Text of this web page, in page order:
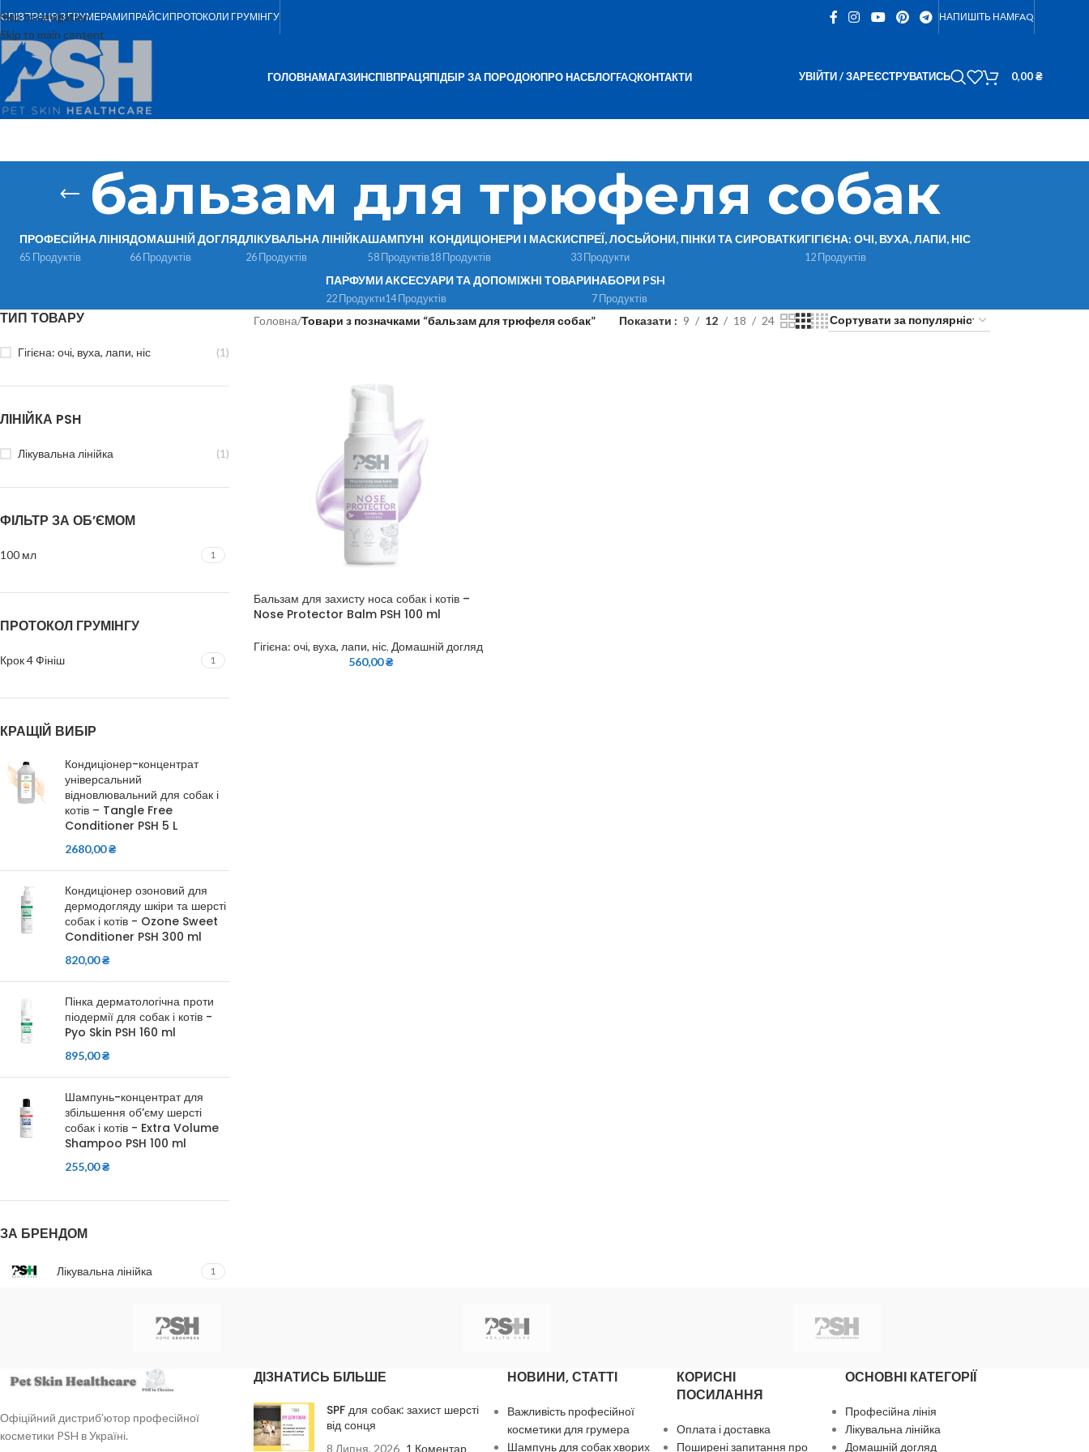
Skip to navigation
Skip to main content
СПІВПРАЦЯ З ГРУМЕРАМИПРАЙСИПРОТОКОЛИ ГРУМІНГУ НАПИШІТЬ НАМFAQ
ГОЛОВНАМАГАЗИНСПІВПРАЦЯПІДБІР ЗА ПОРОДОЮПРО НАСБЛОГFAQКОНТАКТИ УВІЙТИ / ЗАРЕЄСТРУВАТИСЬ 0,00₴
бальзам для трюфеля собак
ПРОФЕСІЙНА ЛІНІЯ
65 Продуктів
ДОМАШНІЙ ДОГЛЯД
66 Продуктів
ЛІКУВАЛЬНА ЛІНІЙКА
26 Продуктів
ШАМПУНІ
58 Продуктів
КОНДИЦІОНЕРИ І МАСКИ
18 Продуктів
СПРЕЇ, ЛОСЬЙОНИ, ПІНКИ ТА СИРОВАТКИ
33 Продукти
ГІГІЄНА: ОЧІ, ВУХА, ЛАПИ, НІС
12 Продуктів
ПАРФУМИ
22 Продукти
АКСЕСУАРИ ТА ДОПОМІЖНІ ТОВАРИ
14 Продуктів
НАБОРИ PSH
7 Продуктів
ТИП ТОВАРУ
Гігієна: очі, вуха, лапи, ніс (1)
ЛІНІЙКА PSH
Лікувальна лінійка (1)
ФІЛЬТР ЗА ОБ’ЄМОМ
100 мл 1
ПРОТОКОЛ ГРУМІНГУ
Крок 4 Фініш 1
КРАЩІЙ ВИБІР
Кондиціонер-концентрат
універсальний
відновлювальний для собак і
котів – Tangle Free
Conditioner PSH 5 L
2680,00₴
Кондиціонер озоновий для
дермодогляду шкіри та шерсті
собак і котів - Ozone Sweet
Conditioner PSH 300 ml
820,00₴
Пінка дерматологічна проти
піодермії для собак і котів -
Pyo Skin PSH 160 ml
895,00₴
Шампунь-концентрат для
збільшення об’єму шерсті
собак і котів - Extra Volume
Shampoo PSH 100 ml
255,00₴
ЗА БРЕНДОМ
Лікувальна лінійка 1
Головна/Товари з позначками “бальзам для трюфеля собак” Показати 9 12 18 24
Бальзам для захисту носа собак і котів –
Nose Protector Balm PSH 100 ml
Гігієна: очі, вуха, лапи, ніс, Домашній догляд
560,00₴
Офіційний дистриб’ютор професійної
косметики PSH в Україні.
ДІЗНАТИСЬ БІЛЬШЕ
SPF для собак: захист шерсті
від сонця
8 Липня, 2026 1 Коментар
НОВИНИ, СТАТТІ
Важливість професійної
косметики для грумера
Шампунь для собак хворих
КОРИСНІ
ПОСИЛАННЯ
Оплата і доставка
Поширені запитання про
ОСНОВНІ КАТЕГОРІЇ
Професійна лінія
Лікувальна лінійка
Домашній догляд